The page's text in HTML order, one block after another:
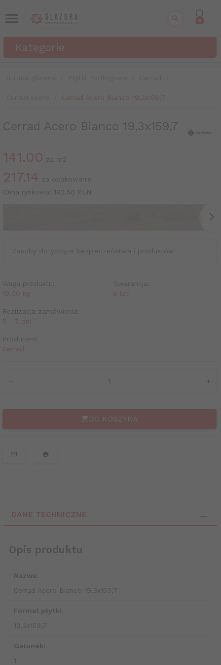
Kategorie
0
Cerrad Acero Bianco 19,3x159,7
Cerrad Acero Bianco 19,3x159,7
141.00 za m2
217.14
za opakowanie
Cena rynkowa:
192.50 PLN
Waga produktu:
19.00 kg
Gwarancja:
6 lat
Realizacja zamówienia:
5 - 7 dni
Producent:
Cerrad
DO KOSZYKA
DANE TECHNICZNE
Opis produktu
Nazwa:
Cerrad Acero Bianco 19,3x159,7
Format płytki:
19,3x159,7
Gatunek:
1